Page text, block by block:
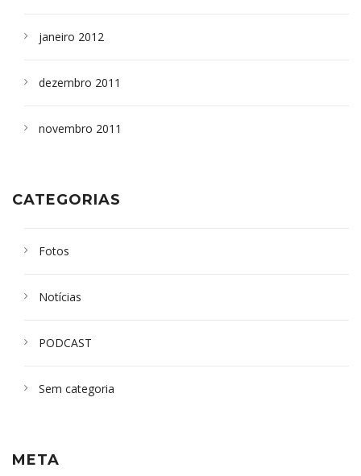
janeiro 2012
dezembro 2011
novembro 2011
CATEGORIAS
Fotos
Notícias
PODCAST
Sem categoria
META